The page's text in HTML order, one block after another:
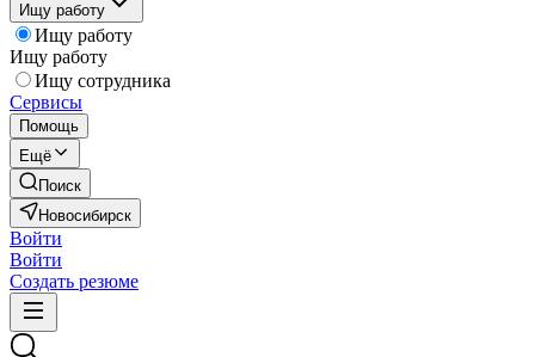
Ищу работу
Ищу работу
Ищу работу
Ищу сотрудника
Сервисы
Помощь
Ещё
Поиск
Новосибирск
Войти
Войти
Создать резюме